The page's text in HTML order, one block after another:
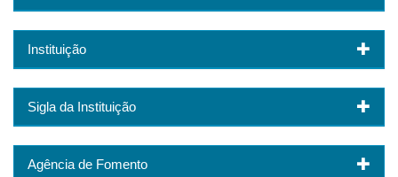
Instituição
Sigla da Instituição
Agência de Fomento